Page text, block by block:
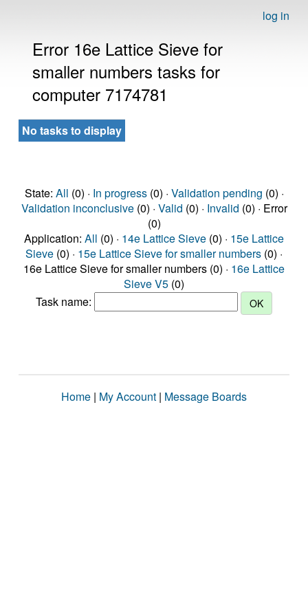
log in
Error 16e Lattice Sieve for
smaller numbers tasks for
computer 7174781
No tasks to display
State: All (0) · In progress(0) · Validation pending (0) ·
Validation inconclusive(0) · Valid (0) · Invalid (0) · Error
(0)
Application: All (0) · 14e Lattice Sieve (0) · 15e Lattice
Sieve (0) · 15e Lattice Sieve for smaller numbers (0) ·
16e Lattice Sieve for smaller numbers (0) · 16e Lattice
Sieve V5 (0)
Task name:
Home | My Account | Message Boards